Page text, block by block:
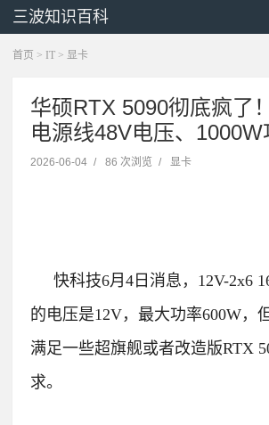
三波知识百科
首页 > IT > 显卡
华硕RTX 5090彻底疯了
电源线48V电压、1000W
2026-06-04 / 86 次浏览 / 显卡
快科技6月4日消息，12V-2x6
的电压是12V，最大功率600W，
满足一些超旗舰或者改造版RTX
求。